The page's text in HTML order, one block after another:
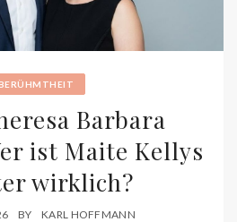
Barbara
ist Maite Kellys
wirklich?
BY KARL HOFFMANN